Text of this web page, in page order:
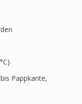
Pappkante,